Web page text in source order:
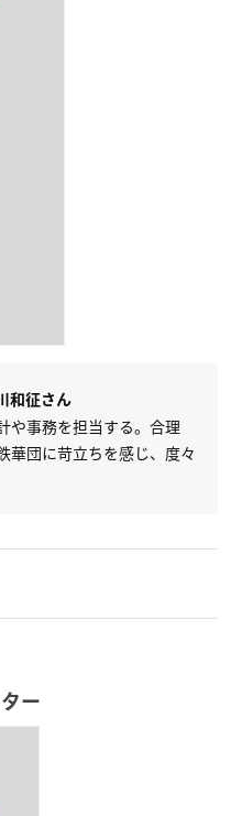
和征さん
や事務を担当する。合理
華団に苛立ちを感じ、度々
ー